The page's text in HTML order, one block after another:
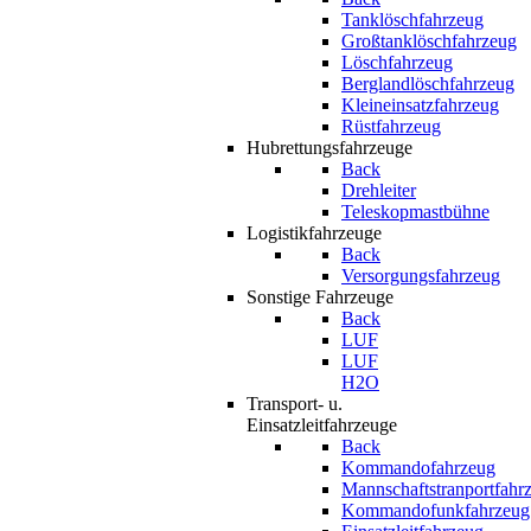
Tanklöschfahrzeug
Großtanklöschfahrzeug
Löschfahrzeug
Berglandlöschfahrzeug
Kleineinsatzfahrzeug
Rüstfahrzeug
Hubrettungsfahrzeuge
Back
Drehleiter
Teleskopmastbühne
Logistikfahrzeuge
Back
Versorgungsfahrzeug
Sonstige Fahrzeuge
Back
LUF
LUF
H2O
Transport- u.
Einsatzleitfahrzeuge
Back
Kommandofahrzeug
Kommandofunkfahrzeug